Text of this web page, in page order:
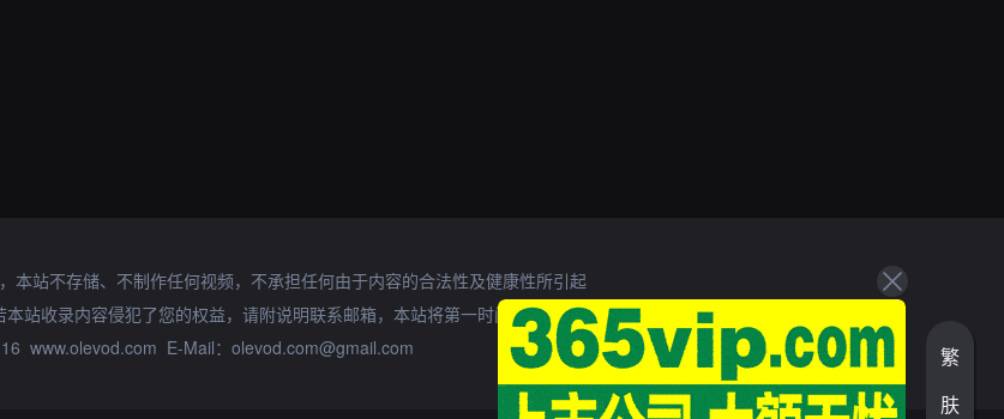
本站不存储、不制作任何视频，不承担任何由于内容的合法性及健康性所引起
本站收录内容侵犯了您的权益，请附说明联系邮箱，本站将第一时间处理。
www.olevod.com E-Mail：olevod.com@gmail.com
繁
肤